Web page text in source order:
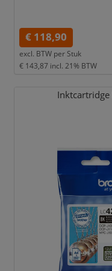
€ 118,90
excl. BTW per Stuk
€ 143,87 incl. 21% BTW